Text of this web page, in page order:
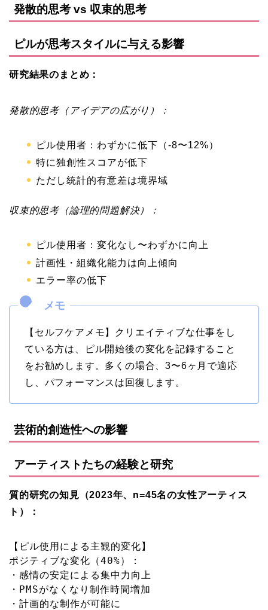
発散的思考 vs 収束的思考
ピルが思考スタイルに与える影響
研究結果のまとめ：
発散的思考（アイデアの広がり）：
ピル使用者：わずかに低下（-8〜12%）
特に独創性スコアが低下
ただし統計的有意差は境界域
収束的思考（論理的問題解決）：
ピル使用者：変化なし〜わずかに向上
計画性・組織化能力は向上傾向
エラー率の低下
【セルフケアメモ】クリエイティブな仕事をし
ている方は、ピル開始後の変化を記録すること
をお勧めします。多くの場合、3〜6ヶ月で適応
し、パフォーマンスは回復します。
芸術的創造性への影響
アーティストたちの経験と研究
質的研究の知見（2023年、n=45名の女性アーティス
ト）：
【ピル使用による主観的変化】
ポジティブな変化（40%）：
・感情の安定による集中力向上
・PMSがなくなり制作時間増加
・計画的な制作が可能に